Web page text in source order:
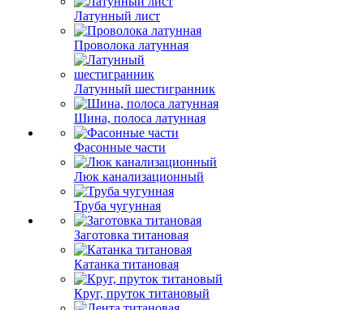
Латунный лист
Проволока латунная
Латунный шестигранник
Шина, полоса латунная
Фасонные части
Люк канализационный
Труба чугунная
Заготовка титановая
Катанка титановая
Круг, пруток титановый